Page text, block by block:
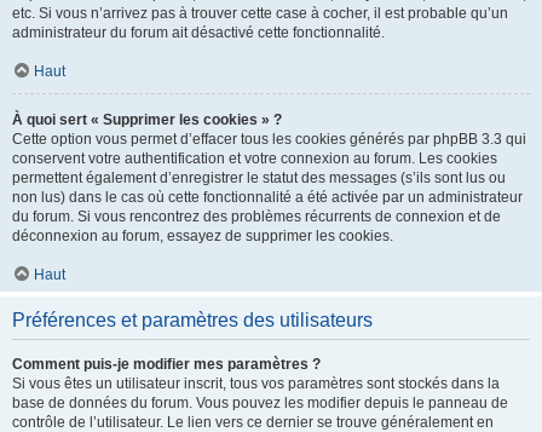
etc. Si vous n’arrivez pas à trouver cette case à cocher, il est probable qu’un
administrateur du forum ait désactivé cette fonctionnalité.
Haut
À quoi sert « Supprimer les cookies » ?
Cette option vous permet d’effacer tous les cookies générés par phpBB 3.3 qui
conservent votre authentification et votre connexion au forum. Les cookies
permettent également d’enregistrer le statut des messages (s’ils sont lus ou
non lus) dans le cas où cette fonctionnalité a été activée par un administrateur
du forum. Si vous rencontrez des problèmes récurrents de connexion et de
déconnexion au forum, essayez de supprimer les cookies.
Haut
Préférences et paramètres des utilisateurs
Comment puis-je modifier mes paramètres ?
Si vous êtes un utilisateur inscrit, tous vos paramètres sont stockés dans la
base de données du forum. Vous pouvez les modifier depuis le panneau de
contrôle de l’utilisateur. Le lien vers ce dernier se trouve généralement en